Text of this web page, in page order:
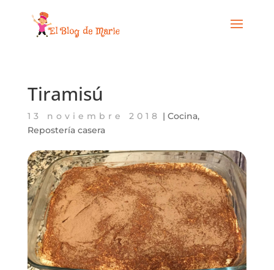
Tiramisú
13 noviembre 2018 | Cocina,
Repostería casera